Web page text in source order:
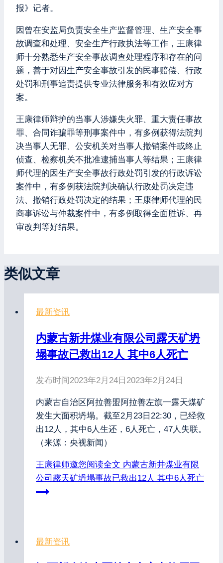
报》记者。
因曾在安监局负责安全生产监督管理、生产安全事
故调查和处理、安全生产行政执法等工作，王康律
师十分熟悉生产安全事故调查处理程序和存在的问
题，善于对因生产安全事故引发的民事赔偿、行政
处罚和刑事追责提供专业法律服务和有效应对方
案。
王康律师辩护的当事人涉嫌失火罪、重大责任事故
罪、合同诈骗罪等刑事案件中，有多例获得法院判
决当事人无罪、公安机关对当事人撤销案件或终止
侦查、检察机关不批准逮捕当事人等结果；王康律
师代理的因生产安全事故行政处罚引发的行政诉讼
案件中，有多例获法院判决确认行政处罚决定违
法、撤销行政处罚决定的结果；王康律师代理的民
商事诉讼与仲裁案件中，有多例取得全面胜诉、再
审改判等好结果。
类似文章
最新资讯
内蒙古新井煤业有限公司露天矿坍
塌事故已救出12人 其中6人死亡
发布时间2023年2月24日 2023年2月24日
内蒙古自治区阿拉善盟阿拉善左旗一露天煤矿
发生大面积坍塌。截至2月23日22:30，已经救
出12人，其中6人生还，6人死亡，47人失联。
（来源：央视新闻）
王康律师邀您阅读全文 内蒙古新井煤业有限
公司露天矿坍塌事故已救出12人 其中6人死亡
最新资讯